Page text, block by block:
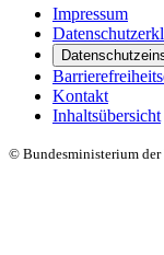
Impressum
Kontakt
Inhaltsübersicht
© Bundesministerium